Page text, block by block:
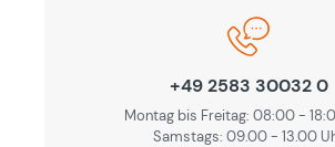
+49 2583 30032 0
Montag bis Freitag: 08:00 -
Samstags: 09.00 - 13.00